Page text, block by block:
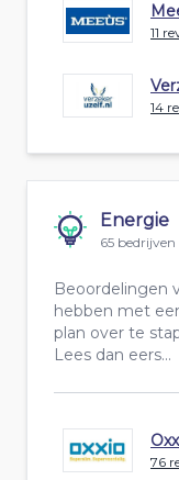
11
14
Energie
65 bedrijven
Beoordelingen
hebben met
plan over te
Lees dan eers...
76